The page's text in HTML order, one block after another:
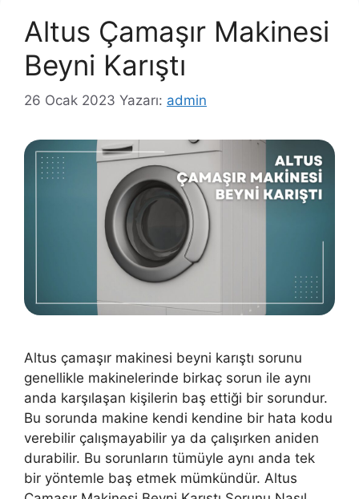
Altus Çamaşır Makinesi
Beyni Karıştı
26 Ocak 2023 Yazarı: admin
Altus çamaşır makinesi beyni karıştı sorunu
genellikle makinelerinde birkaç sorun ile aynı
anda karşılaşan kişilerin baş ettiği bir sorundur.
Bu sorunda makine kendi kendine bir hata kodu
verebilir çalışmayabilir ya da çalışırken aniden
durabilir. Bu sorunların tümüyle aynı anda tek
bir yöntemle baş etmek mümkündür. Altus